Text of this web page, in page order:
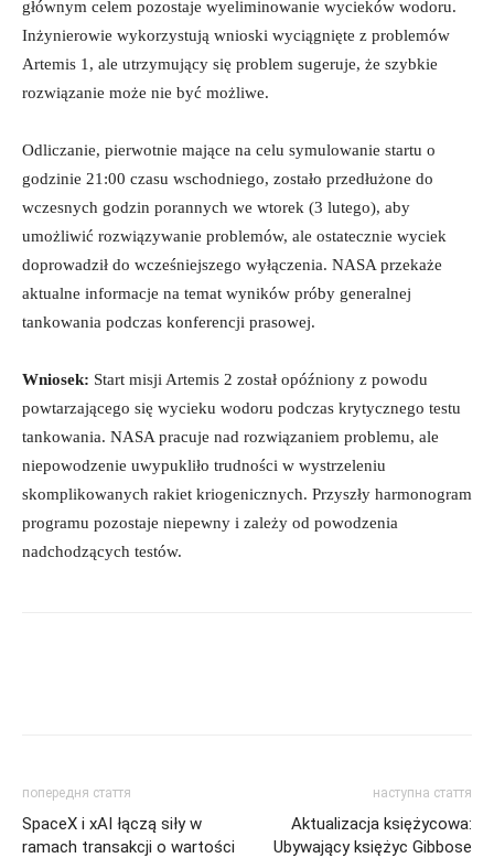
głównym celem pozostaje wyeliminowanie wycieków wodoru.
Inżynierowie wykorzystują wnioski wyciągnięte z problemów
Artemis 1, ale utrzymujący się problem sugeruje, że szybkie
rozwiązanie może nie być możliwe.
Odliczanie, pierwotnie mające na celu symulowanie startu o
godzinie 21:00 czasu wschodniego, zostało przedłużone do
wczesnych godzin porannych we wtorek (3 lutego), aby
umożliwić rozwiązywanie problemów, ale ostatecznie wyciek
doprowadził do wcześniejszego wyłączenia. NASA przekaże
aktualne informacje na temat wyników próby generalnej
tankowania podczas konferencji prasowej.
Wniosek: Start misji Artemis 2 został opóźniony z powodu
powtarzającego się wycieku wodoru podczas krytycznego testu
tankowania. NASA pracuje nad rozwiązaniem problemu, ale
niepowodzenie uwypukliło trudności w wystrzeleniu
skomplikowanych rakiet kriogenicznych. Przyszły harmonogram
programu pozostaje niepewny i zależy od powodzenia
nadchodzących testów.
попередня стаття
SpaceX i xAI łączą siły w
ramach transakcji o wartości
наступна стаття
Aktualizacja księżycowa:
Ubywający księżyc Gibbose